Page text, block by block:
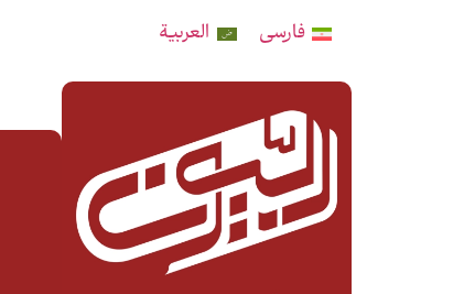
فارسی العربية